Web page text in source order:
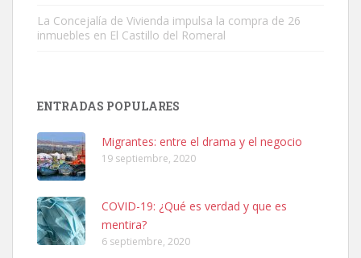
Leales.org » Gran Canaria
La Concejalía de Vivienda impulsa la compra de 26
inmuebles en El Castillo del Romeral
ENTRADAS POPULARES
Migrantes: entre el drama y el negocio
19 septiembre, 2020
COVID-19: ¿Qué es verdad y que es
mentira?
6 septiembre, 2020